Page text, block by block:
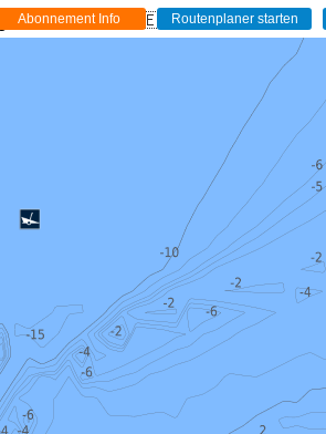
- Live 🇩🇪